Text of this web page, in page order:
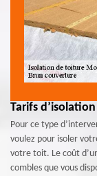
Tarifs
Pour ce type
voulez pour isoler
votre toit. Le coût
combles que vous